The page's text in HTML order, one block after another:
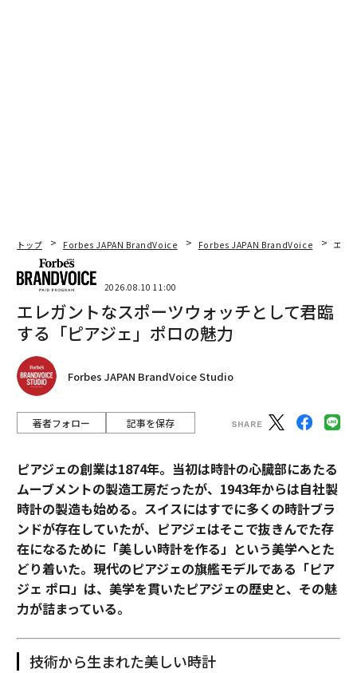
トップ Forbes JAPAN BrandVoice Forbes JAPAN BrandVoice エレ
2026.08.10 11:00
エレガントなスポーツウォッチとして君臨
する「ピアジェ」ポロの魅力
Forbes JAPAN BrandVoice Studio
著者フォロー 記事を保存
ピアジェの創業は1874年。当初は時計の心臓部にあたる
ムーブメントの製造工房だったが、1943年からは自社製
時計の製造も始める。スイスにはすでに多くの時計ブラ
ンドが存在していたが、ピアジェはそこで抜きんでた存
在になるために「美しい時計を作る」という美学へとた
どり着いた。現代のピアジェの旗艦モデルである「ピア
ジェ ポロ」は、美学を貫いたピアジェの歴史と、その魅
力が詰まっている。
技術から生まれた美しい時計